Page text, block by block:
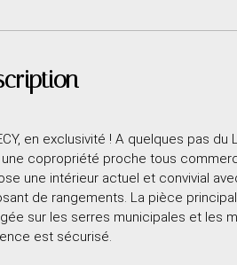
en exclusivité ! A quelques pas
une copropriété proche tous
une intérieur actuel et convivial
de rangements. La pièce
sur les serres municipales et les
est sécurisé.